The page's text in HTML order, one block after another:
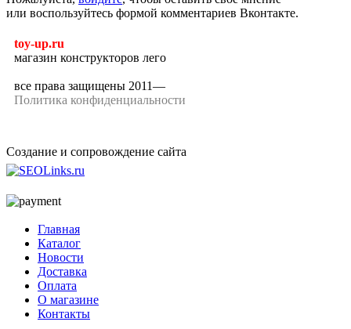
или воспользуйтесь формой комментариев Вконтакте.
toy-up.ru
магазин конструкторов лего
все права защищены 2011—
Политика конфиденциальности
Создание и сопровождение сайта
Главная
Каталог
Новости
Доставка
Оплата
О магазине
Контакты